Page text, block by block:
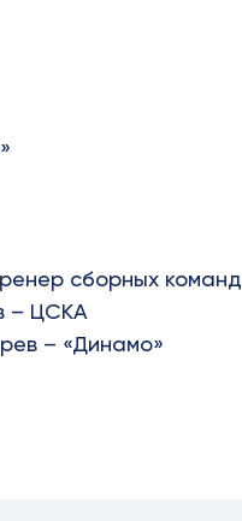
сборных команд
– ЦСКА
– «Динамо»